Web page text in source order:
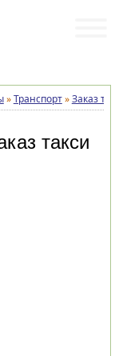
»Транспорт»Заказ
такси